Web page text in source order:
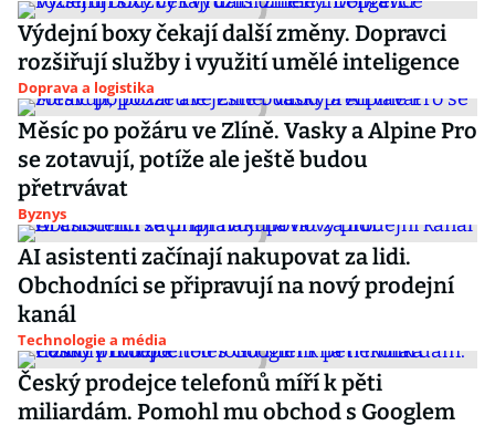
Výdejní boxy čekají další změny. Dopravci
rozšiřují služby i využití umělé inteligence
Doprava a logistika
Měsíc po požáru ve Zlíně. Vasky a Alpine Pro
se zotavují, potíže ale ještě budou
přetrvávat
Byznys
AI asistenti začínají nakupovat za lidi.
Obchodníci se připravují na nový prodejní
kanál
Technologie a média
Český prodejce telefonů míří k pěti
miliardám. Pomohl mu obchod s Googlem